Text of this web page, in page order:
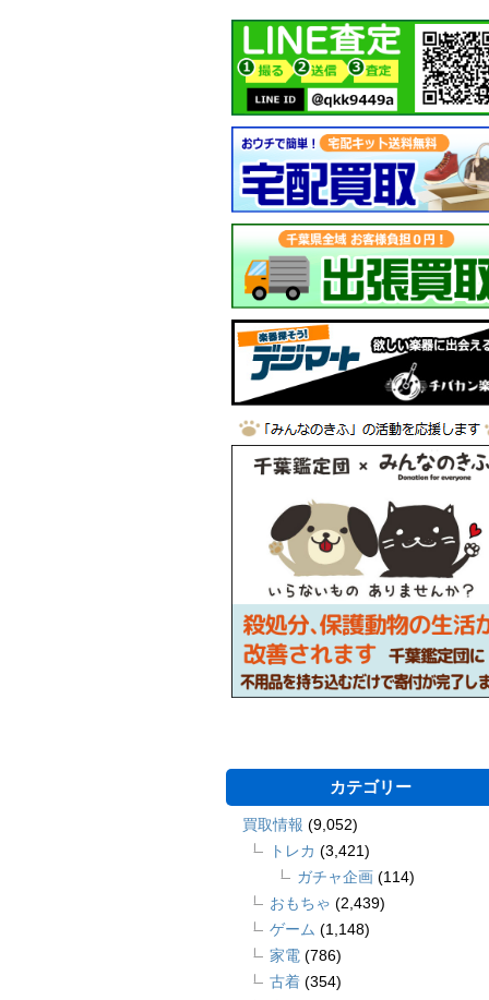
カテゴリー
買取情報 (9,052)
トレカ (3,421)
ガチャ企画 (114)
おもちゃ (2,439)
ゲーム (1,148)
家電 (786)
古着 (354)